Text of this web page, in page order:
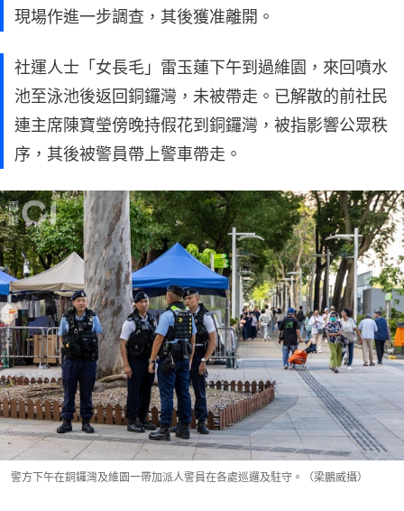
現場作進一步調查，其後獲准離開。
社運人士「女長毛」雷玉蓮下午到過維園，來回噴水
池至泳池後返回銅鑼灣，未被帶走。已解散的前社民
連主席陳寶瑩傍晚持假花到銅鑼灣，被指影響公眾秩
序，其後被警員帶上警車帶走。
警方下午在銅鑼灣及維園一帶加派人警員在各處巡邏及駐守。（梁鵬威攝）